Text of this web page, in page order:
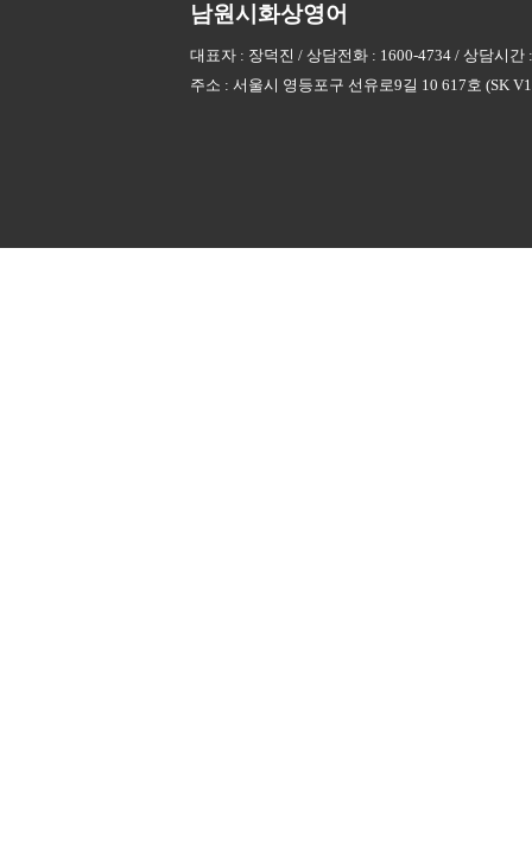
남원시화상영어
대표자 : 장덕진 / 상담전화 : 1600-4734 / 상담시간
주소 : 서울시 영등포구 선유로9길 10 617호 (SK